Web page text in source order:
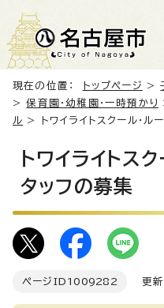
現在の位置： トップページ >
>保育園・幼稚園・一時預かり
ル > トワイライトスクール・ル
トワイライトス
タッフの募集
ページID 1009282 更新